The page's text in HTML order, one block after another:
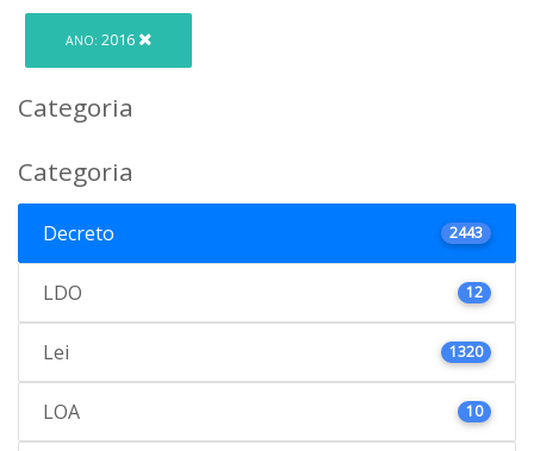
ANO: 2016
Categoria
Categoria
Decreto 2443
LDO 12
Lei 1320
LOA 10